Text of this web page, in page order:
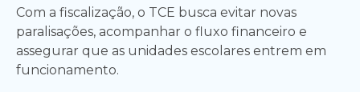
Com a fiscalização, o TCE busca evitar novas
paralisações, acompanhar o fluxo financeiro e
assegurar que as unidades escolares entrem em
funcionamento.